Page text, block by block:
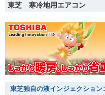
東芝 寒冷地用エアコン
東芝独自の液インジェクション